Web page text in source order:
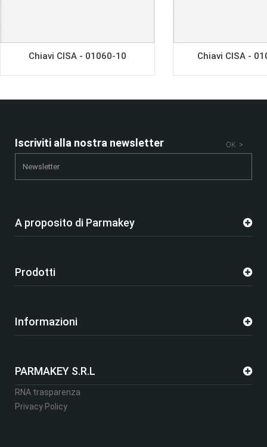
Chiavi CISA - 01060-10 Chiavi CISA -
Iscriviti alla nostra newsletter OK >
A proposito di Parmakey
Prodotti
Informazioni
PARMAKEY S.R.L
RNA trasparenza
Privacy Policy